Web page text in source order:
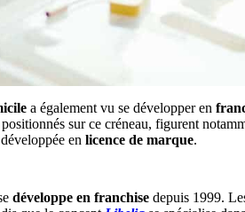
a également vu se développer en
sur ce créneau, figurent
en licence de marque.
développe en franchise depuis 1999.